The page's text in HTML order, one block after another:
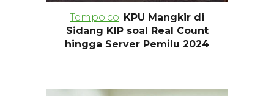
Tempo.co: KPU Mangkir di
Sidang KIP soal Real Count
hingga Server Pemilu 2024